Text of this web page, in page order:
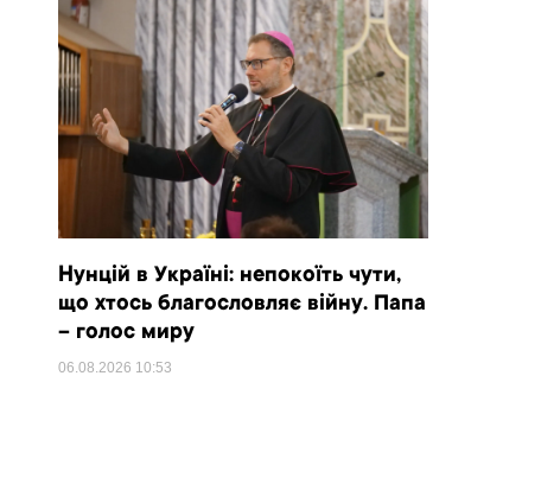
Нунцій в Україні: непокоїть чути,
що хтось благословляє війну. Папа
– голос миру
06.08.2026 10:53